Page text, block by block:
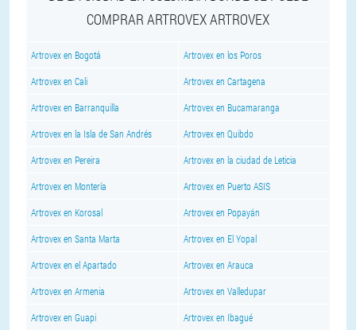
COMPRAR ARTROVEX ARTROVEX
Artrovex en Bogotá Artrovex en los Poros
Artrovex en Cali Artrovex en Cartagena
Artrovex en Barranquilla Artrovex en Bucamaranga
Artrovex en la Isla de San Andrés Artrovex en Quibdo
Artrovex en Pereira Artrovex en la ciudad de Leticia
Artrovex en Montería Artrovex en Puerto ASIS
Artrovex en Korosal Artrovex en Popayán
Artrovex en Santa Marta Artrovex en El Yopal
Artrovex en el Apartado Artrovex en Arauca
Artrovex en Armenia Artrovex en Valledupar
Artrovex en Guapi Artrovex en Ibagué